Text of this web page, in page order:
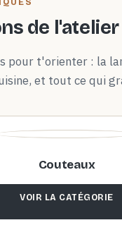
de l'atelier
pour t'orienter : la
et tout ce qui
Couteaux
VOIR LA CATÉGORIE